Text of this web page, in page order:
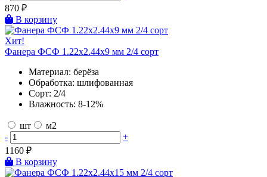
870 ₽
В корзину
Хит!
Фанера ФСФ 1.22х2.44х9 мм 2/4 сорт
Материал: берёза
Обработка: шлифованная
Сорт: 2/4
Влажность: 8-12%
шт
м2
-
+
1160 ₽
В корзину